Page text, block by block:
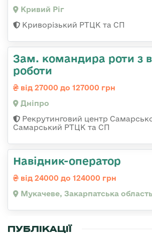
Кривий Ріг
Криворізький РТЦК та СП
Зам. командира роти з
роботи
від 27000 до 127000 грн
Дніпро
Рекрутинговий центр
Самарський РТЦК та СП
Навідник-оператор
від 24000 до 124000 грн
Мукачеве, Закарпатська
ПУБЛІКАЦІЇ